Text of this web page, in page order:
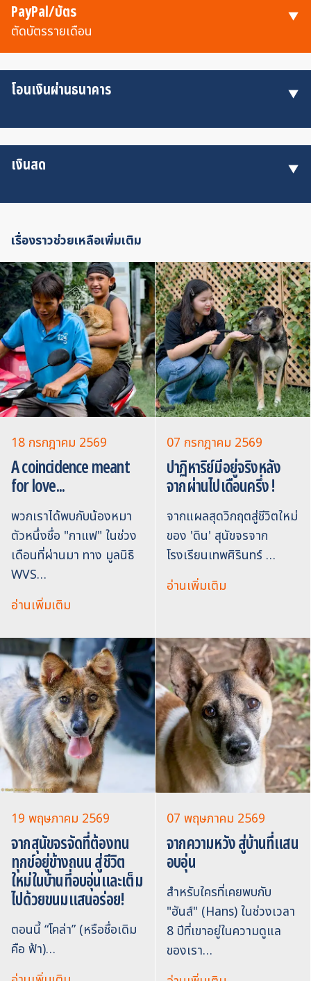
PayPal/บัตร
ตัดบัตรรายเดือน
โอนเงินผ่านธนาคาร
เงินสด
เรื่องราวช่วยเหลือเพิ่มเติม
18 กรกฎาคม 2569
A coincidence meant
for love...
พวกเราได้พบกับน้องหมา
ตัวหนึ่งชื่อ "กาแฟ" ในช่วง
เดือนที่ผ่านมา ทาง มูลนิธิ
WVS…
อ่านเพิ่มเติม
07 กรกฎาคม 2569
ปาฏิหาริย์มีอยู่จริงหลัง
จากผ่านไปเดือนครึ่ง !
จากแผลสุดวิกฤตสู่ชีวิตใหม่
ของ 'ดิน' สุนัขจรจาก
โรงเรียนเทพศิรินทร์ …
อ่านเพิ่มเติม
19 พฤษภาคม 2569
จากสุนัขจรจัดที่ต้องทน
ทุกข์อยู่ข้างถนน สู่ชีวิต
ใหม่ในบ้านที่อบอุ่นและเต็ม
ไปด้วยขนมแสนอร่อย!
ตอนนี้ “โคล่า” (หรือชื่อเดิม
คือ ฟ้า)…
07 พฤษภาคม 2569
จากความหวัง สู่บ้านที่แสน
อบอุ่น
สำหรับใครที่เคยพบกับ
"ฮันส์" (Hans) ในช่วงเวลา
8 ปีที่เขาอยู่ในความดูแล
ของเรา…